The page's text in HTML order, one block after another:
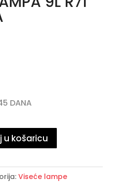
DANA
u košaricu
Viseće lampe